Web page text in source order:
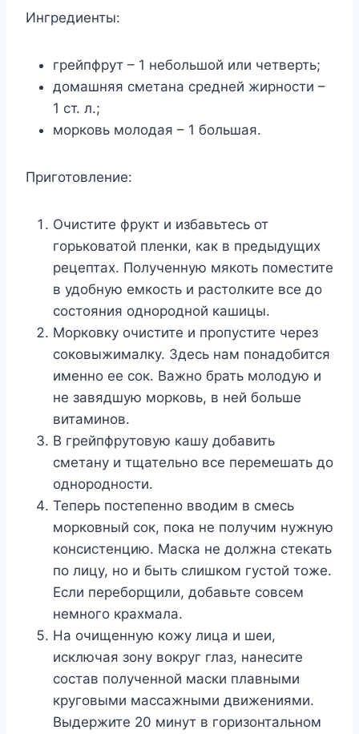
Ингредиенты:
грейпфрут – 1 небольшой или четверть;
домашняя сметана средней жирности –
1 ст. л.;
морковь молодая – 1 большая.
Приготовление:
Очистите фрукт и избавьтесь от
горьковатой пленки, как в предыдущих
рецептах. Полученную мякоть поместите
в удобную емкость и растолките все до
состояния однородной кашицы.
Морковку очистите и пропустите через
соковыжималку. Здесь нам понадобится
именно ее сок. Важно брать молодую и
не завядшую морковь, в ней больше
витаминов.
В грейпфрутовую кашу добавить
сметану и тщательно все перемешать до
однородности.
Теперь постепенно вводим в смесь
морковный сок, пока не получим нужную
консистенцию. Маска не должна стекать
по лицу, но и быть слишком густой тоже.
Если переборщили, добавьте совсем
немного крахмала.
На очищенную кожу лица и шеи,
исключая зону вокруг глаз, нанесите
состав полученной маски плавными
круговыми массажными движениями.
Выдержите 20 минут в горизонтальном